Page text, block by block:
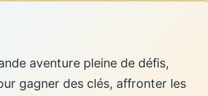
aventure pleine de défis,
gagner des clés, affronter les